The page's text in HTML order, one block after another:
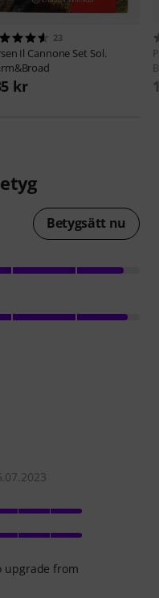
23
Il Cannone Set Sol.
kr
Betygsätt nu
upgrade from